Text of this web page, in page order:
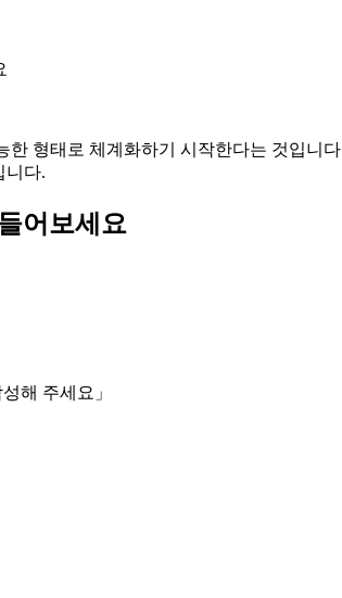
형태로 체계화하기 시작한다는 것입니
니다.
어보세요
해 주세요」